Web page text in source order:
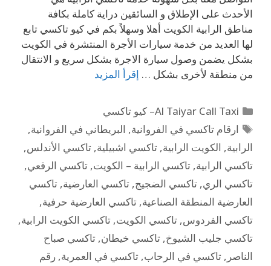
الأحدث على الإطلاق و السائقين دراية كاملة بكافة
مناطق الرابية الكويت أهلا وسهلاً بكم في كيو تاكسي تابع
لها العديد من خدمة سيارات الأجرة المنتشرة في الكويت
بشكل يضمن وصول سيارة الاجرة بشكل سريع و الانتقال
من منطقة لأخرى بشكل … إقرأ المزيد
Al Taiyar Call Taxi– كيو تاكسي
ارقام تاكسي في الفروانية, البريطاني في الفروانية,
الرابية, الكويت الرابية, تاكسي اشبيلية, تاكسي الأندلس,
تاكسي الرابية, تاكسي الرابية – الكويت, تاكسي الرقعي,
تاكسي الري, تاكسي الضجيج, تاكسي العارضية, تاكسي
العارضية المنطقة الصناعية, تاكسي العارضية حرفية,
تاكسي الفردوس, تاكسي الكويت, تاكسي الكويت الرابية,
تاكسي جليب الشيوخ, تاكسي خيطان, تاكسي صباح
الناصر , تاكسي في الرحاب, تاكسي في العمرية, رقم